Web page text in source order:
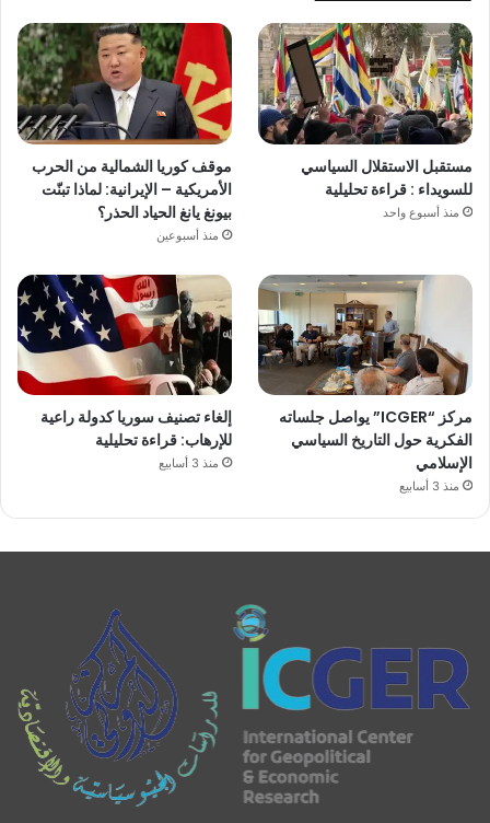
مستقبل الاستقلال السياسي
للسويداء : قراءة تحليلية
منذ أسبوع واحد
موقف كوريا الشمالية من الحرب
الأمريكية – الإيرانية: لماذا تبنّت
بيونغ يانغ الحياد الحذر؟
منذ أسبوعين
مركز “ICGER” يواصل جلساته
الفكرية حول التاريخ السياسي
الإسلامي
منذ 3 أسابيع
إلغاء تصنيف سوريا كدولة راعية
للإرهاب: قراءة تحليلية
منذ 3 أسابيع